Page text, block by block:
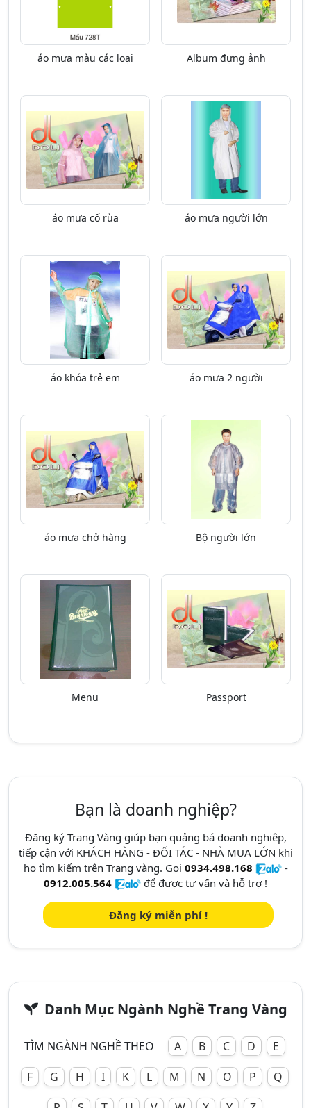
áo mưa màu các loại Album đựng ảnh
áo mưa cổ rùa áo mưa người lớn
áo khóa trẻ em áo mưa 2 người
áo mưa chở hàng Bộ người lớn
Menu Passport
Bạn là doanh nghiệp?
Đăng ký Trang Vàng giúp bạn quảng bá doanh nghiêp,
tiếp cận với KHÁCH HÀNG - ĐỐI TÁC - NHÀ MUA LỚN khi
họ tìm kiếm trên Trang vàng. Gọi 0934.498.168
-
0912.005.564
để được tư vấn và hỗ trợ !
Đăng ký miễn phí !
Danh Mục Ngành Nghề Trang Vàng
TÌM NGÀNH NGHỀ THEO A B C D
E
F
G H I K L M N O P
Q